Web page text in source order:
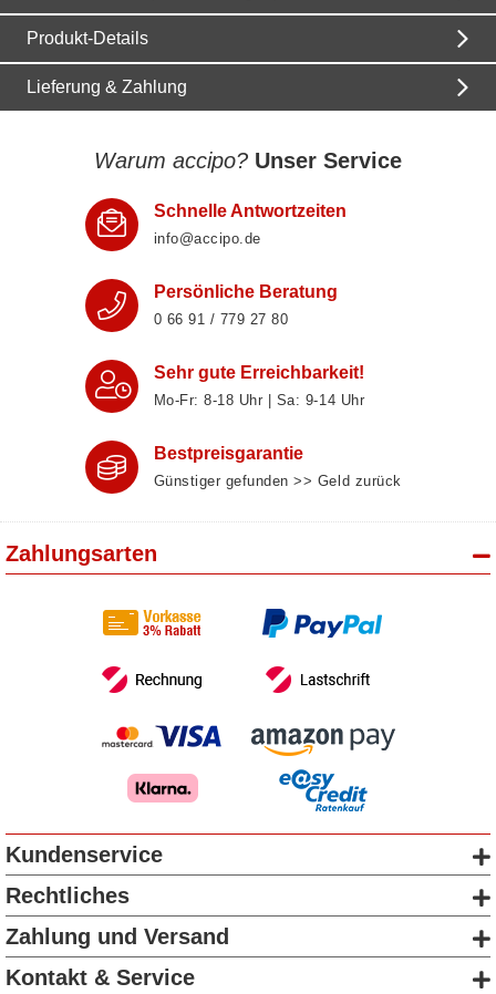
Produkt-Details
Lieferung & Zahlung
Warum accipo? Unser Service
Schnelle Antwortzeiten
info@accipo.de
Persönliche Beratung
0 66 91 / 779 27 80
Sehr gute Erreichbarkeit!
Mo-Fr: 8‑18 Uhr | Sa: 9‑14 Uhr
Bestpreisgarantie
Günstiger gefunden >> Geld zurück
Zahlungsarten
Kundenservice
Rechtliches
Zahlung und Versand
Kontakt & Service